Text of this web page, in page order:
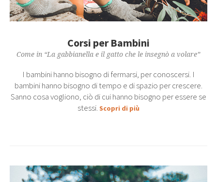
Corsi per Bambini
Come in “La gabbianella e il gatto che le insegnò a volare”
I bambini hanno bisogno di fermarsi, per conoscersi. I
bambini hanno bisogno di tempo e di spazio per crescere.
Sanno cosa vogliono, ciò di cui hanno bisogno per essere se
stessi. Scopri di più